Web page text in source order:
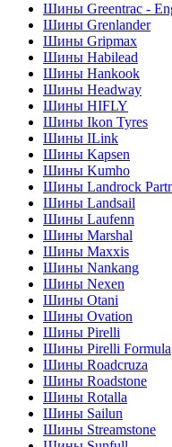
Шины Greentrac -
Шины Grenlander
Шины Gripmax
Шины Habilead
Шины Hankook
Шины Headway
Шины HIFLY
Шины Ikon Tyres
Шины ILink
Шины Kapsen
Шины Kumho
Шины Landrock
Шины Landsail
Шины Laufenn
Шины Marshal
Шины Maxxis
Шины Nankang
Шины Nexen
Шины Otani
Шины Ovation
Шины Pirelli
Шины Pirelli Formula
Шины Roadcruza
Шины Roadstone
Шины Rotalla
Шины Sailun
Шины Streamstone